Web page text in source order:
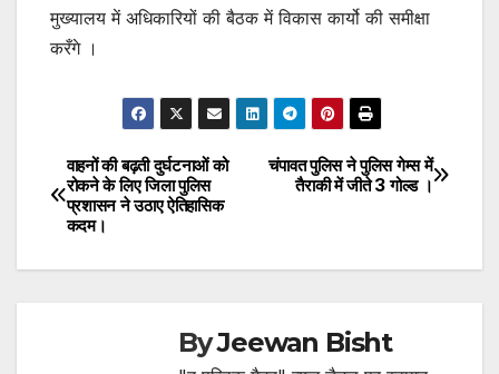
मुख्यालय में अधिकारियों की बैठक में विकास कार्यो की समीक्षा
करँगे ।
Post
navigation
चंपावत पुलिस ने पुलिस गेम्स में
तैराकी में जीते 3 गोल्ड ।
वाहनों की बढ़ती दुर्घटनाओं को
रोकने के लिए जिला पुलिस
प्रशासन ने उठाए ऐतिहासिक
कदम।
ByJeewan Bisht